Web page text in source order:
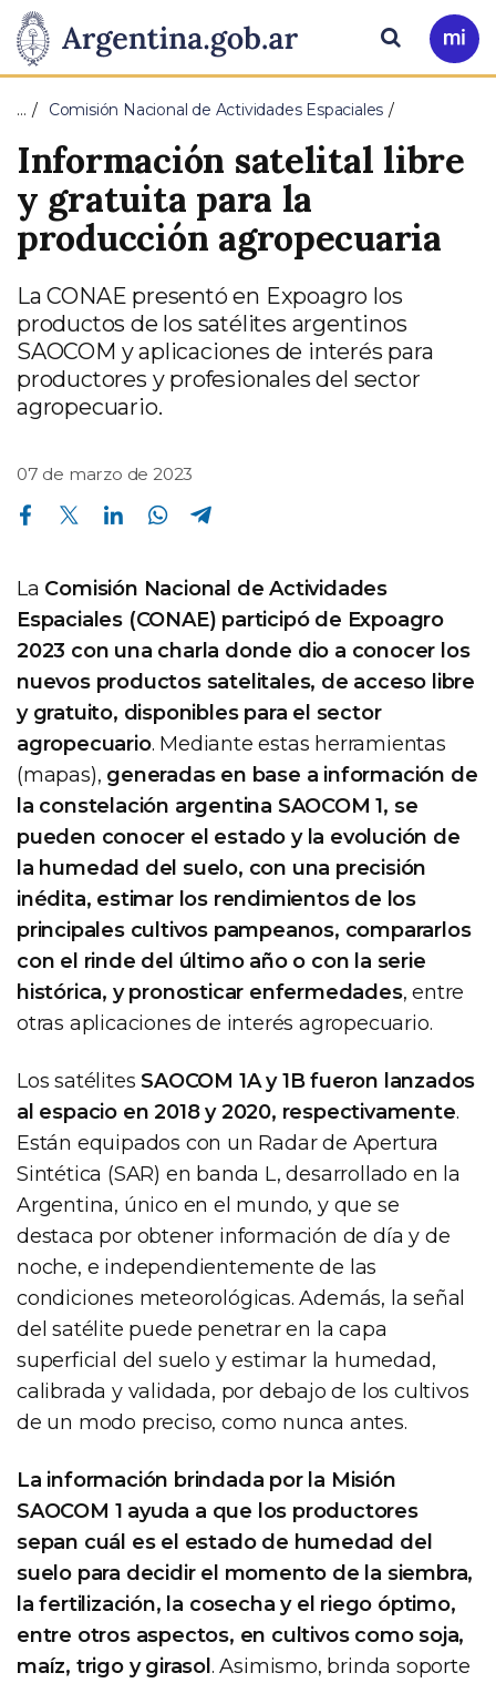
Presidencia
de
la
Nación
Pasar al contenido principal
Ir
a
Buscar
… Comisión Nacional de Actividades Espaciales
Información satelital libre
y gratuita para la
producción agropecuaria
La CONAE presentó en Expoagro los
productos de los satélites argentinos
SAOCOM y aplicaciones de interés para
productores y profesionales del sector
agropecuario.
07 de marzo de 2023
Compartir en Facebook Compartir en Twitter Compartir en Linkedin Compartir en Whatsapp
La Comisión Nacional de Actividades
Espaciales (CONAE) participó de Expoagro
2023 con una charla donde dio a conocer los
nuevos productos satelitales, de acceso libre
y gratuito, disponibles para el sector
agropecuario. Mediante estas herramientas
(mapas), generadas en base a información de
la constelación argentina SAOCOM 1, se
pueden conocer el estado y la evolución de
la humedad del suelo, con una precisión
inédita, estimar los rendimientos de los
principales cultivos pampeanos, compararlos
con el rinde del último año o con la serie
histórica, y pronosticar enfermedades, entre
otras aplicaciones de interés agropecuario.
Los satélitesSAOCOM 1A y 1B fueron lanzados
al espacio en 2018 y 2020, respectivamente.
Están equipados con un Radar de Apertura
Sintética (SAR) en banda L, desarrollado en la
Argentina, único en el mundo, y que se
destaca por obtener información de día y de
noche, e independientemente de las
condiciones meteorológicas. Además, la señal
del satélite puede penetrar en la capa
superficial del suelo y estimar la humedad,
calibrada y validada, por debajo de los cultivos
de un modo preciso, como nunca antes.
La información brindada por la Misión
SAOCOM 1 ayuda a que los productores
sepan cuál es el estado de humedad del
suelo para decidir el momento de la siembra,
la fertilización, la cosecha y el riego óptimo,
entre otros aspectos, en cultivos como soja,
maíz, trigo y girasol . Asimismo, brinda soporte